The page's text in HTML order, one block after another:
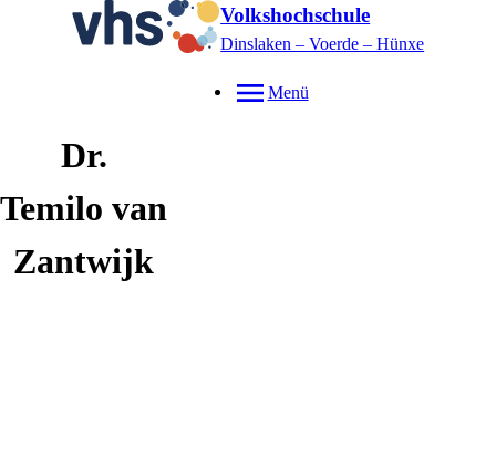
Volkshochschule
Dinslaken – Voerde – Hünxe
Menü
Dr.
Temilo van
Zantwijk